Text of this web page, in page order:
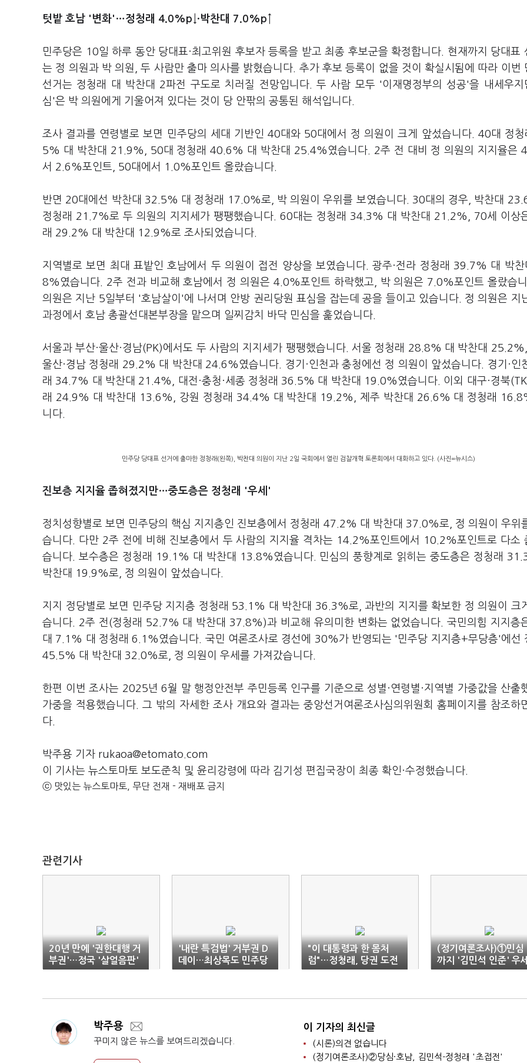
텃밭 호남 '변화'…정청래 4.0%p↓·박찬대 7.0%p↑
민주당은 10일 하루 동안 당대표·최고위원 후보자 등록을 받고 최종 후보군을 확정합니다. 현재까지 당대표
는 정 의원과 박 의원, 두 사람만 출마 의사를 밝혔습니다. 추가 후보 등록이 없을 것이 확실시됨에 따라 이번
선거는 정청래 대 박찬대 2파전 구도로 치러질 전망입니다. 두 사람 모두 '이재명정부의 성공'을 내세우
심'은 박 의원에게 기울어져 있다는 것이 당 안팎의 공통된 해석입니다.
조사 결과를 연령별로 보면 민주당의 세대 기반인 40대와 50대에서 정 의원이 크게 앞섰습니다. 40대 정
5% 대 박찬대 21.9%, 50대 정청래 40.6% 대 박찬대 25.4%였습니다. 2주 전 대비 정 의원의 지지율은
서 2.6%포인트, 50대에서 1.0%포인트 올랐습니다.
반면 20대에선 박찬대 32.5% 대 정청래 17.0%로, 박 의원이 우위를 보였습니다. 30대의 경우, 박찬대
정청래 21.7%로 두 의원의 지지세가 팽팽했습니다. 60대는 정청래 34.3% 대 박찬대 21.2%, 70세 이상
래 29.2% 대 박찬대 12.9%로 조사되었습니다.
지역별로 보면 최대 표밭인 호남에서 두 의원이 접전 양상을 보였습니다. 광주·전라 정청래 39.7% 대 박
8%였습니다. 2주 전과 비교해 호남에서 정 의원은 4.0%포인트 하락했고, 박 의원은 7.0%포인트 올랐습
의원은 지난 5일부터 '호남살이'에 나서며 안방 권리당원 표심을 잡는데 공을 들이고 있습니다. 정 의원은 지
과정에서 호남 총괄선대본부장을 맡으며 일찌감치 바닥 민심을 훑었습니다.
서울과 부산·울산·경남(PK)에서도 두 사람의 지지세가 팽팽했습니다. 서울 정청래 28.8% 대 박찬대
울산·경남 정청래 29.2% 대 박찬대 24.6%였습니다. 경기·인천과 충청에선 정 의원이 앞섰습니다. 경기·인
래 34.7% 대 박찬대 21.4%, 대전·충청·세종 정청래 36.5% 대 박찬대 19.0%였습니다. 이외 대구·경북
래 24.9% 대 박찬대 13.6%, 강원 정청래 34.4% 대 박찬대 19.2%, 제주 박찬대 26.6% 대 정청래
니다.
민주당 당대표 선거에 출마한 정청래(왼쪽), 박찬대 의원이 지난 2일 국회에서 열린 검찰개혁 토론회에서 대화하고 있다. (사진=뉴시스)
진보층 지지율 좁혀졌지만…중도층은 정청래 '우세'
정치성향별로 보면 민주당의 핵심 지지층인 진보층에서 정청래 47.2% 대 박찬대 37.0%로, 정 의원이 우위
습니다. 다만 2주 전에 비해 진보층에서 두 사람의 지지율 격차는 14.2%포인트에서 10.2%포인트로 다소
습니다. 보수층은 정청래 19.1% 대 박찬대 13.8%였습니다. 민심의 풍향계로 읽히는 중도층은 정청래
박찬대 19.9%로, 정 의원이 앞섰습니다.
지지 정당별로 보면 민주당 지지층 정청래 53.1% 대 박찬대 36.3%로, 과반의 지지를 확보한 정 의원이 크
습니다. 2주 전(정청래 52.7% 대 박찬대 37.8%)과 비교해 유의미한 변화는 없었습니다. 국민의힘 지지층
대 7.1% 대 정청래 6.1%였습니다. 국민 여론조사로 경선에 30%가 반영되는 '민주당 지지층+무당층'에선
45.5% 대 박찬대 32.0%로, 정 의원이 우세를 가져갔습니다.
한편 이번 조사는 2025년 6월 말 행정안전부 주민등록 인구를 기준으로 성별·연령별·지역별 가중값을 산출
가중을 적용했습니다. 그 밖의 자세한 조사 개요와 결과는 중앙선거여론조사심의위원회 홈페이지를 참조하
다.
박주용 기자 rukaoa@etomato.com
이 기사는 뉴스토마토 보도준칙 및 윤리강령에 따라 김기성 편집국장이 최종 확인·수정했습니다.
ⓒ 맛있는 뉴스토마토, 무단 전재 - 재배포 금지
관련기사
20년 만에 '권한대행 거
부권'…정국 '살얼음판'
'내란 특검법' 거부권 D
데이…최상목도 민주당
도 '딜레마'
"이 대통령과 한 몸처
럼"…정청래, 당권 도전
선언
(정기여론조사)①민심
까지 '김민석 인준' 우
(종합)
박주용
꾸미지 않은 뉴스를 보여드리겠습니다.
이 기자의 최신글
(시론)의견 없습니다
(정기여론조사)②당심·호남, 김민석-정청래 '초접전'